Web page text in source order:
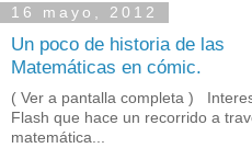
16 mayo, 2012
Un poco de historia de las
Matemáticas en cómic.
( Ver a pantalla completa )
Flash que hace un recorrido a
matemática...